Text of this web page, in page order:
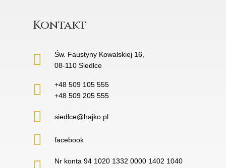
Kontakt
Św. Faustyny Kowalskiej 16,
08-110 Siedlce
+48 509 105 555
+48 509 205 555
siedlce@hajko.pl
facebook
Nr konta 94 1020 1332 0000 1402 1040